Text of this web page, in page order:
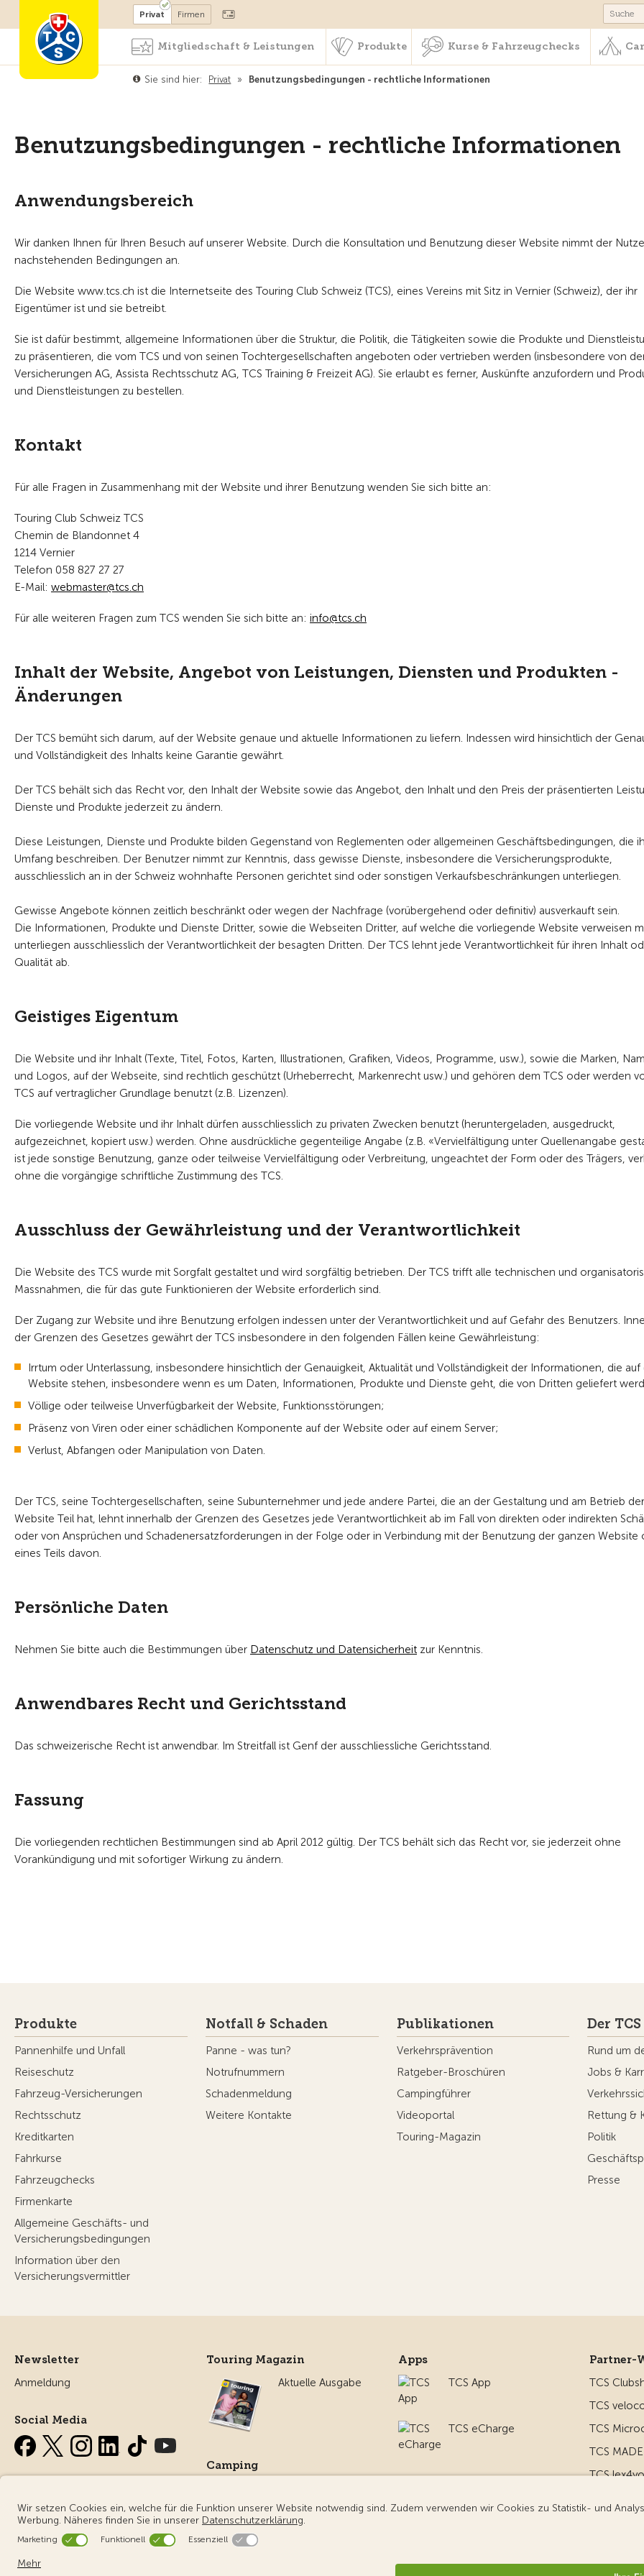
Mitglied werden Kurse & Fahrzeugchecks
Privat Firmen
Mitgliedschaft & Leistungen Produkte Kurse & Fahrzeugchecks
Sie sind hier: Privat » Benutzungsbedingungen - rechtliche Informationen
Benutzungsbedingungen - rechtliche Informationen
Anwendungsbereich
Wir danken Ihnen für Ihren Besuch auf unserer Website. Durch die Konsultation und Benutzung dieser Website nimmt der
nachstehenden Bedingungen an.
Die Website www.tcs.ch ist die Internetseite des Touring Club Schweiz (TCS), eines Vereins mit Sitz in Vernier (Schweiz), der ihr
Eigentümer ist und sie betreibt.
Sie ist dafür bestimmt, allgemeine Informationen über die Struktur, die Politik, die Tätigkeiten sowie die Produkte und
zu präsentieren, die vom TCS und von seinen Tochtergesellschaften angeboten oder vertrieben werden (insbesondere von der
Versicherungen AG, Assista Rechtsschutz AG, TCS Training & Freizeit AG). Sie erlaubt es ferner, Auskünfte anzufordern und
und Dienstleistungen zu bestellen.
Kontakt
Für alle Fragen in Zusammenhang mit der Website und ihrer Benutzung wenden Sie sich bitte an:
Touring Club Schweiz TCS
Chemin de Blandonnet 4
1214 Vernier
Telefon 058 827 27 27
E-Mail: w bm st r tcs ch
Für alle weiteren Fragen zum TCS wenden Sie sich bitte an: nf tcs ch
Inhalt der Website, Angebot von Leistungen, Diensten und Produkten -
Änderungen
Der TCS bemüht sich darum, auf der Website genaue und aktuelle Informationen zu liefern. Indessen wird hinsichtlich der
und Vollständigkeit des Inhalts keine Garantie gewährt.
Der TCS behält sich das Recht vor, den Inhalt der Website sowie das Angebot, den Inhalt und den Preis der präsentierten
Dienste und Produkte jederzeit zu ändern.
Diese Leistungen, Dienste und Produkte bilden Gegenstand von Reglementen oder allgemeinen Geschäftsbedingungen, die
Umfang beschreiben. Der Benutzer nimmt zur Kenntnis, dass gewisse Dienste, insbesondere die Versicherungsprodukte,
ausschliesslich an in der Schweiz wohnhafte Personen gerichtet sind oder sonstigen Verkaufsbeschränkungen unterliegen.
Gewisse Angebote können zeitlich beschränkt oder wegen der Nachfrage (vorübergehend oder definitiv) ausverkauft sein.
Die Informationen, Produkte und Dienste Dritter, sowie die Webseiten Dritter, auf welche die vorliegende Website verweisen
unterliegen ausschliesslich der Verantwortlichkeit der besagten Dritten. Der TCS lehnt jede Verantwortlichkeit für ihren Inhalt
Qualität ab.
Geistiges Eigentum
Die Website und ihr Inhalt (Texte, Titel, Fotos, Karten, Illustrationen, Grafiken, Videos, Programme, usw.), sowie die Marken,
und Logos, auf der Webseite, sind rechtlich geschützt (Urheberrecht, Markenrecht usw.) und gehören dem TCS oder werden
TCS auf vertraglicher Grundlage benutzt (z.B. Lizenzen).
Die vorliegende Website und ihr Inhalt dürfen ausschliesslich zu privaten Zwecken benutzt (heruntergeladen, ausgedruckt,
aufgezeichnet, kopiert usw.) werden. Ohne ausdrückliche gegenteilige Angabe (z.B. «Vervielfältigung unter Quellenangabe
ist jede sonstige Benutzung, ganze oder teilweise Vervielfältigung oder Verbreitung, ungeachtet der Form oder des Trägers,
ohne die vorgängige schriftliche Zustimmung des TCS.
Ausschluss der Gewährleistung und der Verantwortlichkeit
Die Website des TCS wurde mit Sorgfalt gestaltet und wird sorgfältig betrieben. Der TCS trifft alle technischen und
Massnahmen, die für das gute Funktionieren der Website erforderlich sind.
Der Zugang zur Website und ihre Benutzung erfolgen indessen unter der Verantwortlichkeit und auf Gefahr des Benutzers.
der Grenzen des Gesetzes gewährt der TCS insbesondere in den folgenden Fällen keine Gewährleistung:
Irrtum oder Unterlassung, insbesondere hinsichtlich der Genauigkeit, Aktualität und Vollständigkeit der Informationen, die auf
Website stehen, insbesondere wenn es um Daten, Informationen, Produkte und Dienste geht, die von Dritten geliefert
Völlige oder teilweise Unverfügbarkeit der Website, Funktionsstörungen;
Präsenz von Viren oder einer schädlichen Komponente auf der Website oder auf einem Server;
Verlust, Abfangen oder Manipulation von Daten.
Der TCS, seine Tochtergesellschaften, seine Subunternehmer und jede andere Partei, die an der Gestaltung und am Betrieb der
Website Teil hat, lehnt innerhalb der Grenzen des Gesetzes jede Verantwortlichkeit ab im Fall von direkten oder indirekten
oder von Ansprüchen und Schadenersatzforderungen in der Folge oder in Verbindung mit der Benutzung der ganzen Website
eines Teils davon.
Persönliche Daten
Nehmen Sie bitte auch die Bestimmungen über Datenschutz und Datensicherheit zur Kenntnis.
Anwendbares Recht und Gerichtsstand
Das schweizerische Recht ist anwendbar. Im Streitfall ist Genf der ausschliessliche Gerichtsstand.
Fassung
Die vorliegenden rechtlichen Bestimmungen sind ab April 2012 gültig. Der TCS behält sich das Recht vor, sie jederzeit ohne
Vorankündigung und mit sofortiger Wirkung zu ändern.
Produkte
Pannenhilfe und Unfall
Reiseschutz
Fahrzeug-Versicherungen
Rechtsschutz
Kreditkarten
Fahrkurse
Fahrzeugchecks
Firmenkarte
Allgemeine Geschäfts- und
Versicherungsbedingungen
Information über den
Versicherungsvermittler
Notfall & Schaden
Panne - was tun?
Notrufnummern
Schadenmeldung
Weitere Kontakte
Publikationen
Verkehrsprävention
Ratgeber-Broschüren
Campingführer
Videoportal
Touring-Magazin
Der TCS
Rund um
Jobs &
Rettung &
Politik
Presse
Newsletter
Anmeldung
Social Media
Touring Magazin
Aktuelle Ausgabe
Camping
Camping
Apps
TCS App
TCS eCharge
Partner-
TCS
TCS
TCS
TCS
TCS